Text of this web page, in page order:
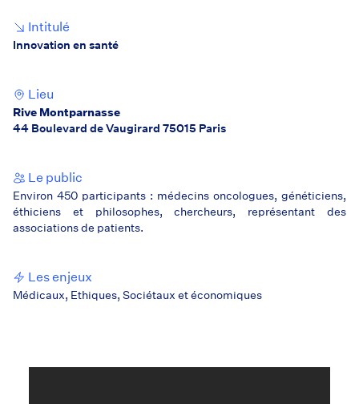
Intitulé
Innovation en santé
Lieu
Rive Montparnasse
44 Boulevard de Vaugirard 75015 Paris
Le public
Environ 450 participants : médecins oncologues, généticiens,
éthiciens et philosophes, chercheurs, représentant des
associations de patients.
Les enjeux
Médicaux, Ethiques, Sociétaux et économiques